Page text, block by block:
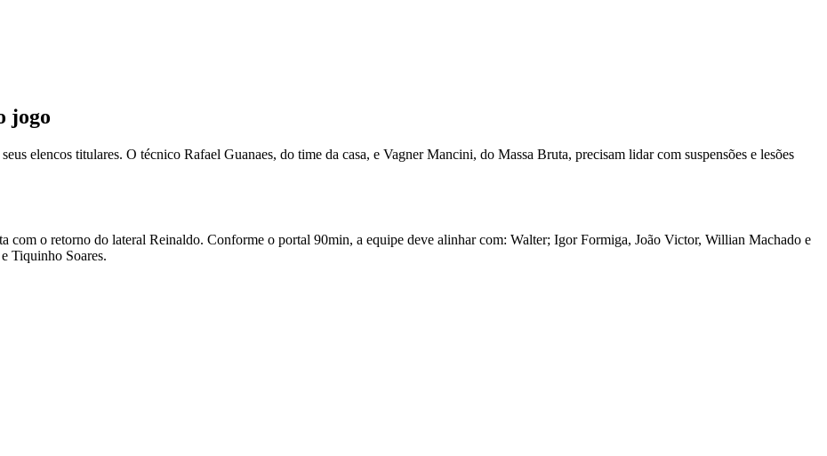
jogo
elencos titulares. O técnico Rafael Guanaes, do time da casa, e Vagner Mancini, do Massa Bruta, precisam lidar com suspensões e lesões
com o retorno do lateral Reinaldo. Conforme o portal 90min, a equipe deve alinhar com: Walter; Igor Formiga, João Victor, Willian Machado e
Tiquinho Soares.